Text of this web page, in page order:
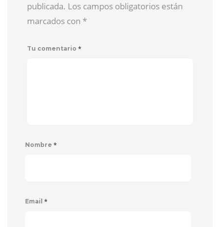
publicada. Los campos obligatorios están
marcados con *
Tu comentario *
Nombre *
Email *